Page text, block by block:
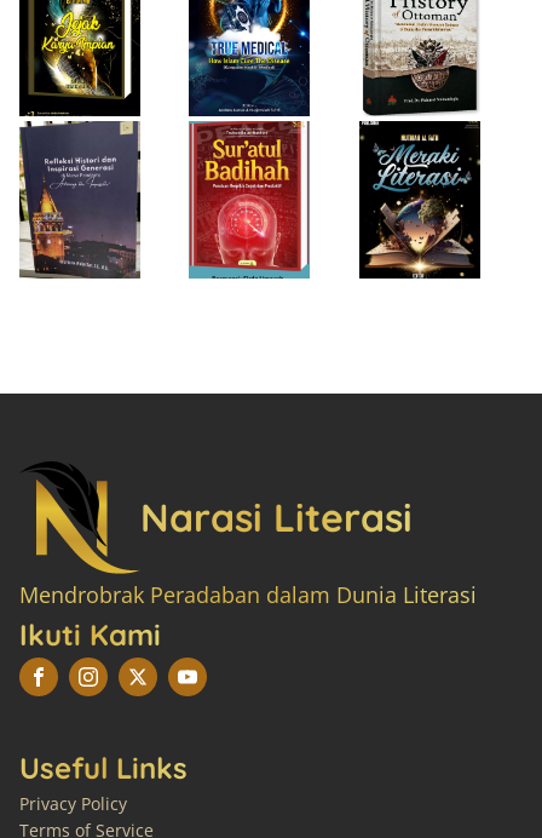
dan Inspirasi
Generasi di Masa
Pandemi
“Achieving the
Impossible”
Sur'atul Badihah,
Panduan Berpikir
Cepat dan
Produktif
Sartinah
Rempaka
Literasiku
Narasi Literasi
Mendrobrak Peradaban dalam Dunia Literasi
Ikuti Kami
Useful Links
Privacy Policy
Terms of Service